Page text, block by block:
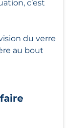
c’est
du verre
au bout